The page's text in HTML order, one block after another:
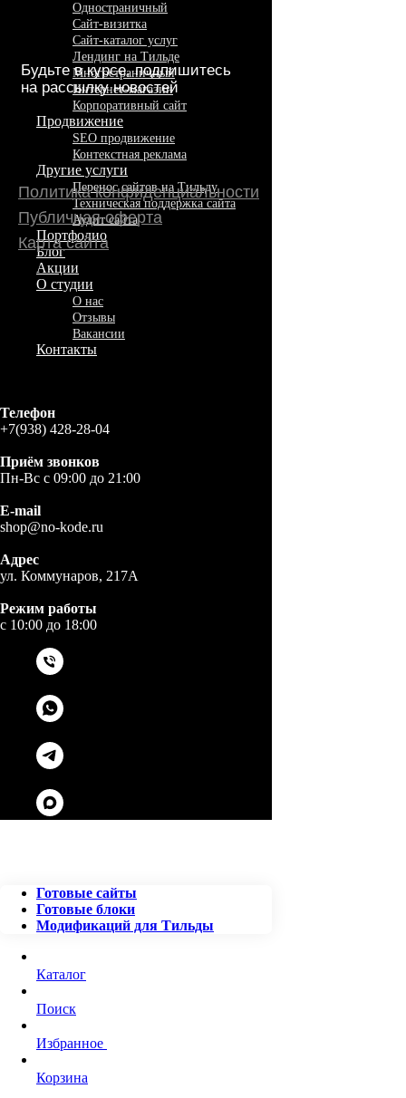
Одностраничный
Сайт-визитка
Сайт-каталог услуг
Лендинг на Тильде
Многостраничный
Интернет-магазин
Корпоративный сайт
Продвижение
SEO продвижение
Контекстная реклама
Другие услуги
Перенос сайтов на Тильду
Техническая поддержка сайта
Аудит сайта
Портфолио
Блог
Акции
О студии
О нас
Отзывы
Вакансии
Контакты
Телефон
+7(938) 428-28-04
Приём звонков
Пн-Вс c 09:00 до 21:00
E-mail
shop@no-kode.ru
Адрес
ул. Коммунаров, 217А
Режим работы
c 10:00 до 18:00
Готовые сайты
Готовые блоки
Модификаций для Тильды
Каталог
Поиск
Избранное
Корзина